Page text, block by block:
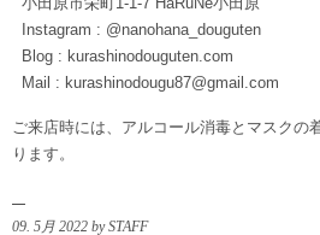
Instagram : @nanohana_douguten
Blog : kurashinodouguten.com
Mail : kurashinodougu87@gmail.com
ご来店時には、アルコール消毒とマスクの
ります。
09. 5月 2022 by STAFF